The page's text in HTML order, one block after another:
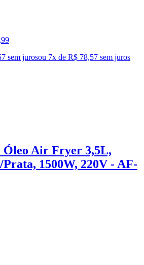
,99
sem jurosou 7x de R$ 78,57 sem juros
Óleo Air Fryer 3,5L,
1500W, 220V - AF-